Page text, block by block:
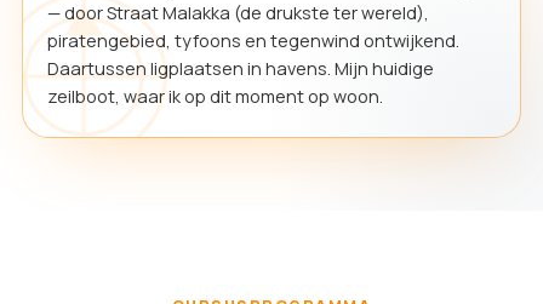
— door Straat Malakka (de drukste ter wereld),
piratengebied, tyfoons en tegenwind ontwijkend.
Daartussen ligplaatsen in havens. Mijn huidige
zeilboot, waar ik op dit moment op woon.